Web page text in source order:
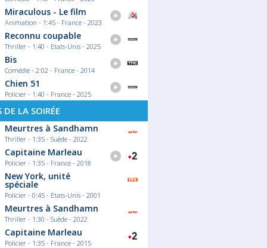
Miraculous - Le film
Animation - 1:45 - France - 2023
Reconnu coupable
Thriller - 1:40 - Etats-Unis - 2025
Bis
Comédie - 2:02 - France - 2014
Chien 51
Policier - 1:40 - France - 2025
DE LA SOIRÉE
Meurtres à Sandhamn
Thriller - 1:35 - Suède - 2022
Capitaine Marleau
Policier - 1:35 - France - 2018
New York, unité
spéciale
Policier - 0:45 - Etats-Unis - 2001
Meurtres à Sandhamn
Thriller - 1:30 - Suède - 2022
Capitaine Marleau
Policier - 1:35 - France - 2015